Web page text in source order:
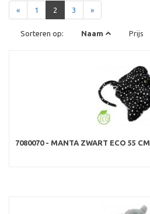
« 1 2 3 »
Sorteren op: Naam Prijs
7080070 - MANTA ZWART ECO 55 CM